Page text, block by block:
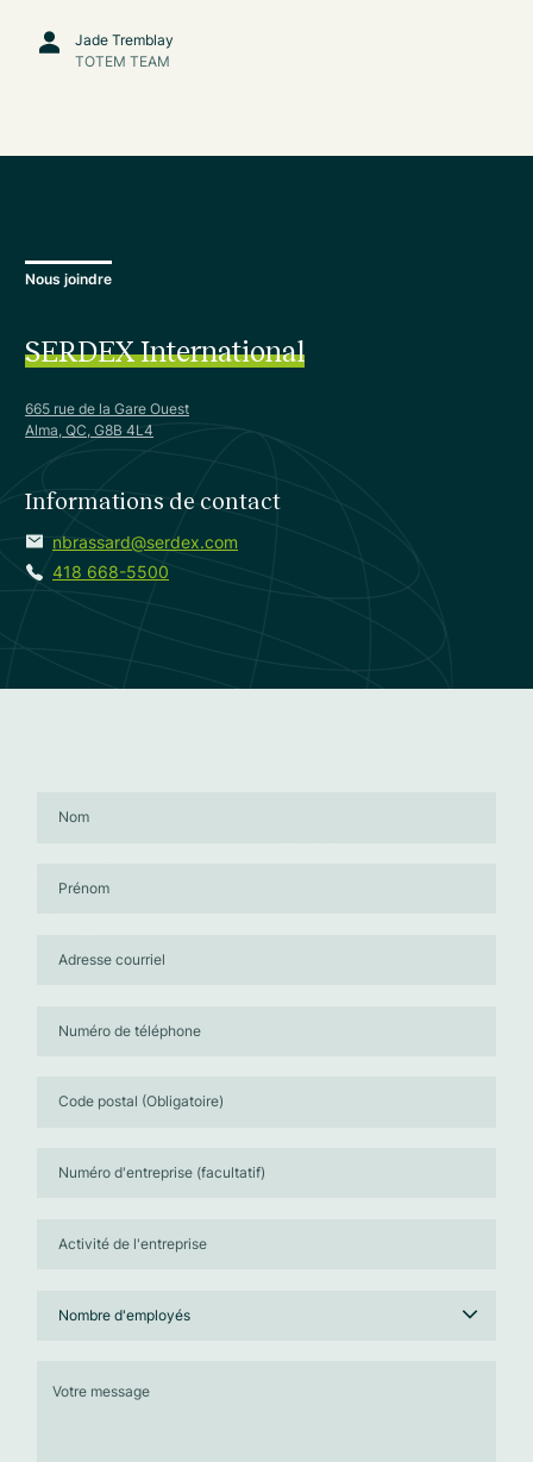
Jade Tremblay
TOTEM TEAM
Nous joindre
SERDEX International
665 rue de la Gare Ouest
Alma, QC, G8B 4L4
Informations de contact
nbrassard@serdex.com
418 668-5500